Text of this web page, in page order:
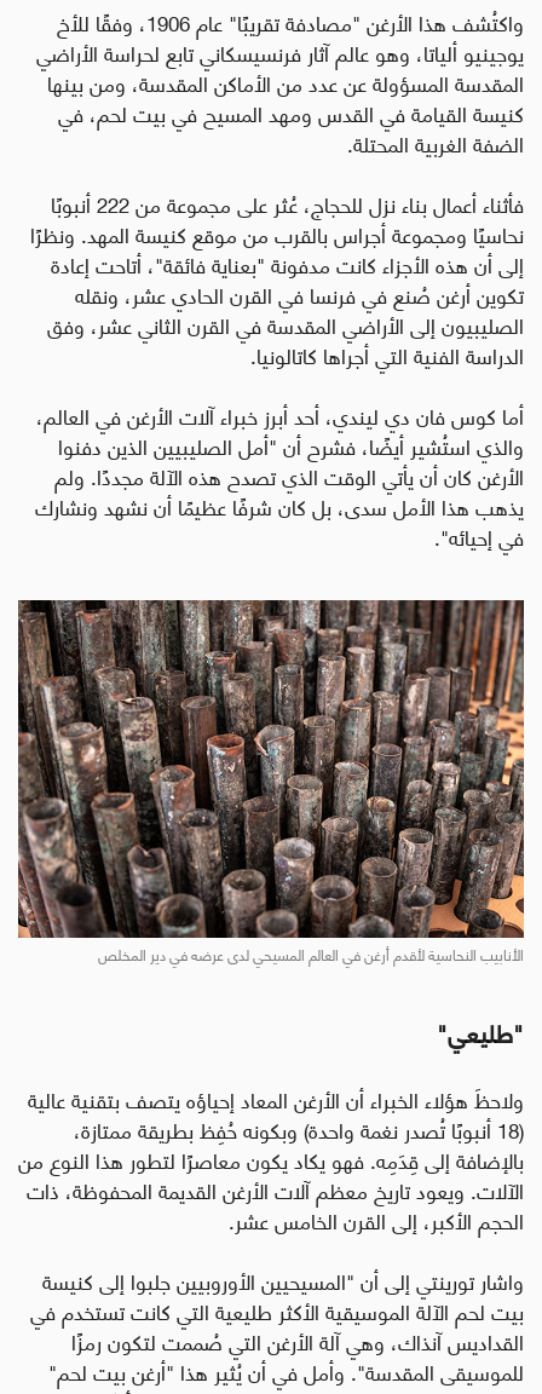
واكتُشف هذا الأرغن "مصادفة تقريبًا" عام 1906، وفقًا للأخ
يوجينيو ألياتا، وهو عالم آثار فرنسيسكاني تابع لحراسة الأراضي
المقدسة المسؤولة عن عدد من الأماكن المقدسة، ومن بينها
كنيسة القيامة في القدس ومهد المسيح في بيت لحم، في
الضفة الغربية المحتلة.
فأثناء أعمال بناء نزل للحجاج، عُثر على مجموعة من 222 أنبوبًا
نحاسيًا ومجموعة أجراس بالقرب من موقع كنيسة المهد. ونظرًا
إلى أن هذه الأجزاء كانت مدفونة "بعناية فائقة"، أتاحت إعادة
تكوين أرغن صُنع في فرنسا في القرن الحادي عشر، ونقله
الصليبيون إلى الأراضي المقدسة في القرن الثاني عشر، وفق
الدراسة الفنية التي أجراها كاتالونيا.
أما كوس فان دي ليندي، أحد أبرز خبراء آلات الأرغن في العالم،
والذي استُشير أيضًا، فشرح أن "أمل الصليبيين الذين دفنوا
الأرغن كان أن يأتي الوقت الذي تصدح هذه الآلة مجددًا. ولم
يذهب هذا الأمل سدى، بل كان شرفًا عظيمًا أن نشهد ونشارك
في إحيائه".
الأنابيب النحاسية لأقدم أرغن في العالم المسيحي لدى عرضه في دير المخلص
"طليعي"
ولاحظَ هؤلاء الخبراء أن الأرغن المعاد إحياؤه يتصف بتقنية عالية
(18 أنبوبًا تُصدر نغمة واحدة) وبكونه حُفِظ بطريقة ممتازة،
بالإضافة إلى قِدَمِه. فهو يكاد يكون معاصرًا لتطور هذا النوع من
الآلات. ويعود تاريخ معظم آلات الأرغن القديمة المحفوظة، ذات
الحجم الأكبر، إلى القرن الخامس عشر.
واشار تورينتي إلى أن "المسيحيين الأوروبيين جلبوا إلى كنيسة
بيت لحم الآلة الموسيقية الأكثر طليعية التي كانت تستخدم في
القداديس آنذاك، وهي آلة الأرغن التي صُممت لتكون رمزًا
للموسيقى المقدسة". وأمل في أن يُثير هذا "أرغن بيت لحم"